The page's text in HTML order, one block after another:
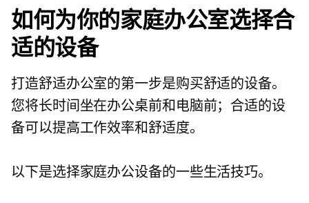
如何为你的家庭办公室选择合
适的设备
打造舒适办公室的第一步是购买舒适的设备。
您将长时间坐在办公桌前和电脑前；合适的设
备可以提高工作效率和舒适度。
以下是选择家庭办公设备的一些生活技巧。